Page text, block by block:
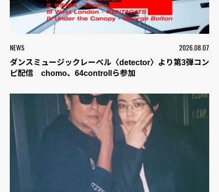
NEWS 2026.08.07
ダンスミュージックレーベル〈detector〉より第3弾コン
ピ配信 chomo、64controllら参加